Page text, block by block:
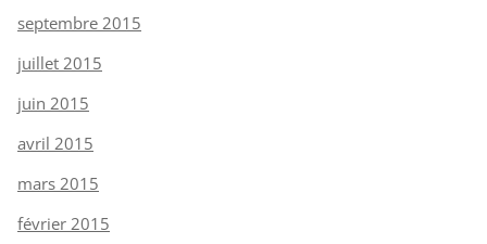
septembre 2015
juillet 2015
juin 2015
avril 2015
mars 2015
février 2015